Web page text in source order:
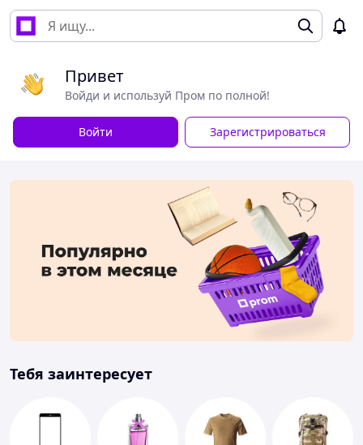
Привет
Войди и используй Пром по полной!
Войти Зарегистрироваться
Тебя заинтересует